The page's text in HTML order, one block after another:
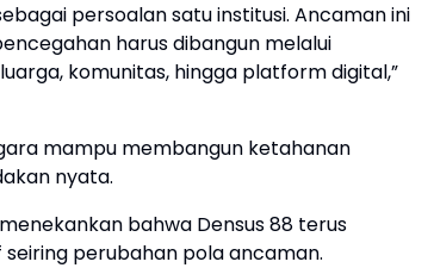
persoalan satu institusi. Ancaman ini
harus dibangun melalui
komunitas, hingga platform digital,”
mampu membangun ketahanan
nyata.
bahwa Densus 88 terus
perubahan pola ancaman.